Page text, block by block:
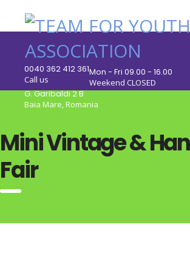
0040 362 412 361
Call us
Mon - Fri 09.00 - 16.00
Weekend CLOSED
G. Garibaldi 2 B
Baia Mare, Romania
Mini Vintage &
Fair